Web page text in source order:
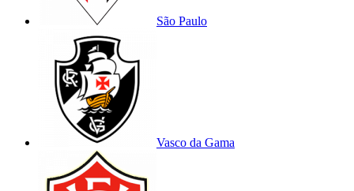
São Paulo
Vasco da Gama